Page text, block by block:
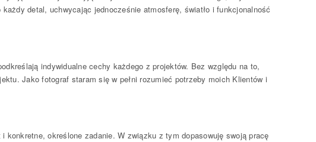
detal, uchwycając jednocześnie atmosferę, światło i funkcjonalność
indywidualne cechy każdego z projektów. Bez względu na to,
Jako fotograf staram się w pełni rozumieć potrzeby moich Klientów i
określone zadanie. W związku z tym dopasowuję swoją pracę